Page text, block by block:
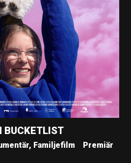
BUCKETLIST
Familjefilm
Premiär